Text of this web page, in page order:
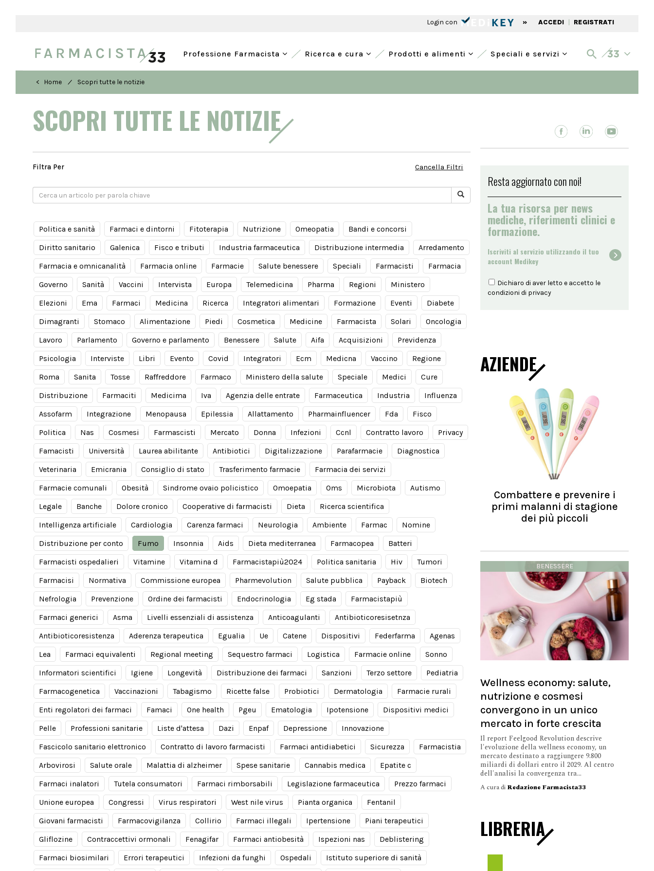
Login con » ACCEDI | REGISTRATI
Professione Farmacista Ricerca e cura Prodotti e alimenti Speciali e servizi
< Home / Scopri tutte le notizie
SCOPRI TUTTE LE NOTIZIE
Filtra Per Cancella Filtri
Politica e sanità Farmaci e dintorni Fitoterapia Nutrizione Omeopatia
Bandi e concorsi
Diritto sanitario
Galenica Fisco e tributi Industria farmaceutica Distribuzione intermedia
Arredamento
Farmacia e omnicanalità
Farmacia online Farmacie Salute benessere Speciali Farmacisti
Farmacia
Governo
Sanità Vaccini Intervista Europa Telemedicina Pharma Regioni
Ministero
Elezioni
Ema Farmaci Medicina Ricerca Integratori alimentari Formazione Eventi
Diabete
Dimagranti
Stomaco Alimentazione Piedi Cosmetica Medicine Farmacista Solari
Oncologia
Lavoro
Parlamento Governo e parlamento Benessere Salute Aifa Acquisizioni
Previdenza
Psicologia
Interviste Libri Evento Covid Integratori Ecm Medicna Vaccino
Regione
Roma
Sanita Tosse Raffreddore Farmaco Ministero della salute Speciale Medici
Cure
Distribuzione
Farmaciti Medicima Iva Agenzia delle entrate Farmaceutica Industria
Influenza
Assofarm
Integrazione Menopausa Epilessia Allattamento Pharmainfluencer Fda
Fisco
Politica
Nas Cosmesi Farmascisti Mercato Donna Infezioni Ccnl Contratto lavoro
Privacy
Famacisti
Università Laurea abilitante Antibiotici Digitalizzazione Parafarmacie
Diagnostica
Veterinaria
Emicrania Consiglio di stato Trasferimento farmacie
Farmacia dei servizi
Farmacie comunali
Obesità Sindrome ovaio policistico Omoepatia Oms Microbiota
Autismo
Legale
Banche Dolore cronico Cooperative di farmacisti Dieta
Ricerca scientifica
Intelligenza artificiale
Cardiologia Carenza farmaci Neurologia Ambiente Farmac
Nomine
Distribuzione per conto
Fumo Insonnia Aids Dieta mediterranea Farmacopea
Batteri
Farmacisti ospedalieri
Vitamine Vitamina d Farmacistapiù2024 Politica sanitaria Hiv
Tumori
Farmacisi
Normativa Commissione europea Pharmevolution Salute pubblica Payback
Biotech
Nefrologia
Prevenzione Ordine dei farmacisti Endocrinologia Eg stada
Farmacistapiù
Farmaci generici
Asma Livelli essenziali di assistenza Anticoagulanti
Antibioticoresisetnza
Antibioticoresistenza
Aderenza terapeutica Egualia Ue Catene Dispositivi Federfarma
Agenas
Lea
Farmaci equivalenti Regional meeting Sequestro farmaci Logistica Farmacie online
Sonno
Informatori scientifici
Igiene Longevità Distribuzione dei farmaci Sanzioni Terzo settore
Pediatria
Farmacogenetica
Vaccinazioni Tabagismo Ricette false Probiotici Dermatologia
Farmacie rurali
Enti regolatori dei farmaci
Famaci One health Pgeu Ematologia Ipotensione
Dispositivi medici
Pelle
Professioni sanitarie Liste d'attesa Dazi Enpaf Depressione
Innovazione
Fascicolo sanitario elettronico
Contratto di lavoro farmacisti Farmaci antidiabetici Sicurezza
Farmacistia
Arbovirosi
Salute orale Malattia di alzheimer Spese sanitarie Cannabis medica
Epatite c
Farmaci inalatori
Tutela consumatori Farmaci rimborsabili Legislazione farmaceutica
Prezzo farmaci
Unione europea
Congressi Virus respiratori West nile virus Pianta organica
Fentanil
Giovani farmacisti
Farmacovigilanza Collirio Farmaci illegali Ipertensione
Piani terapeutici
Gliflozine
Contraccettivi ormonali Fenagifar Farmaci antiobesità Ispezioni nas
Deblistering
Farmaci biosimilari
Errori terapeutici Infezioni da funghi Ospedali
Istituto superiore di sanità
Resta aggiornato con noi!
La tua risorsa per news
mediche, riferimenti clinici e
formazione.
Iscriviti al servizio utilizzando il tuo
account Medikey
Dichiaro di aver letto e accetto le
condizioni di privacy
AZIENDE
Combattere e prevenire i
primi malanni di stagione
dei più piccoli
BENESSERE
Wellness economy: salute,
nutrizione e cosmesi
convergono in un unico
mercato in forte crescita
Il report Feelgood Revolution descrive
l'evoluzione della wellness economy, un
mercato destinato a raggiungere 9.800
miliardi di dollari entro il 2029. Al centro
dell'analisi la convergenza tra...
A cura di Redazione Farmacista33
LIBRERIA